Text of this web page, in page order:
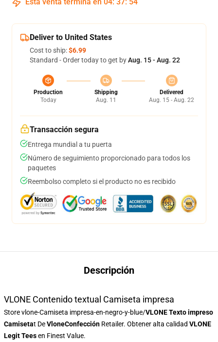
Deliver to United States
Cost to ship:$6.99
Standard - Order today to get byAug. 15 - Aug. 22
Production
Today
Shipping
Aug. 11
Delivered
Aug. 15 - Aug. 22
Transacción segura
Entrega mundial a tu puerta
Número de seguimiento proporcionado para todos los
paquetes
Reembolso completo si el producto no es recibido
Descripción
VLONE Contenido textual Camiseta impresa
Storevlone-Camiseta impresa-en-negro-y-blue/VLONE Texto impreso
Camisetat DeVloneConfección Retailer. Obtener alta calidad VLONE
Legit Teesen Finest Value.